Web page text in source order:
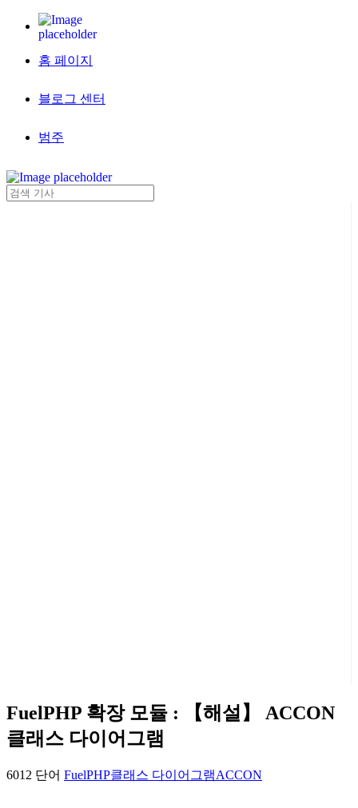
홈 페이지
블로그 센터
범주
FuelPHP 확장 모듈 : 【해설】 ACCON
클래스 다이어그램
6012 단어 FuelPHP클래스 다이어그램ACCON